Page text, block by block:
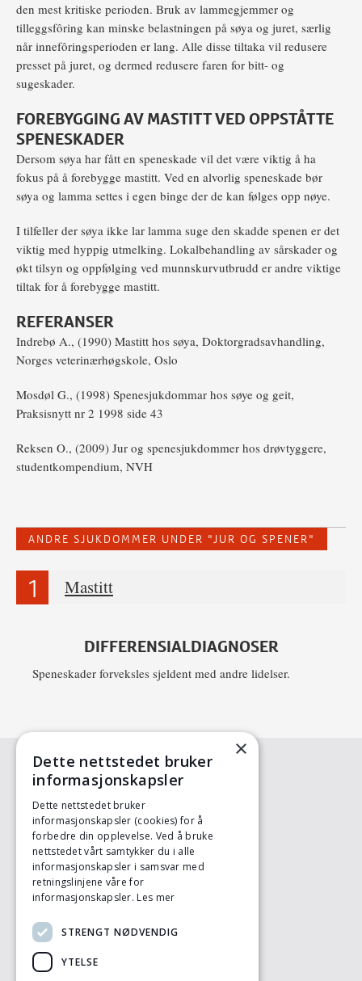
den mest kritiske perioden. Bruk av lammegjemmer og
tilleggsfôring kan minske belastningen på søya og juret, særlig
når innefôringsperioden er lang. Alle disse tiltaka vil redusere
presset på juret, og dermed redusere faren for bitt- og
sugeskader.
FOREBYGGING AV MASTITT VED OPPSTÅTTE
SPENESKADER
Dersom søya har fått en speneskade vil det være viktig å ha
fokus på å forebygge mastitt. Ved en alvorlig speneskade bør
søya og lamma settes i egen binge der de kan følges opp nøye.
I tilfeller der søya ikke lar lamma suge den skadde spenen er det
viktig med hyppig utmelking. Lokalbehandling av sårskader og
økt tilsyn og oppfølging ved munnskurvutbrudd er andre viktige
tiltak for å forebygge mastitt.
REFERANSER
Indrebø A., (1990) Mastitt hos søya, Doktorgradsavhandling,
Norges veterinærhøgskole, Oslo
Mosdøl G., (1998) Spenesjukdommar hos søye og geit,
Praksisnytt nr 2 1998 side 43
Reksen O., (2009) Jur og spenesjukdommer hos drøvtyggere,
studentkompendium, NVH
ANDRE SJUKDOMMER UNDER "JUR OG SPENER"
Mastitt
DIFFERENSIALDIAGNOSER
Speneskader forveksles sjeldent med andre lidelser.
Animalia
Postboks 396 - Økern
0513 OSLO
Tlf: 23 05 98 00
ht.sau@animalia.no
LITTERATURLISTE
Litteratur og nettsider
×
Dette nettstedet bruker
informasjonskapsler
Dette nettstedet bruker
informasjonskapsler (cookies) for å
forbedre din opplevelse. Ved å bruke
nettstedet vårt samtykker du i alle
informasjonskapsler i samsvar med
retningslinjene våre for
informasjonskapsler. Les mer
STRENGT NØDVENDIG
YTELSE